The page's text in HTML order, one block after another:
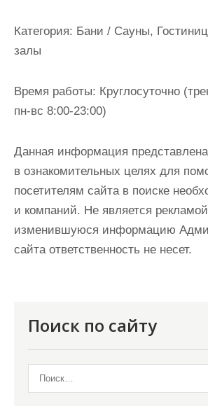
Категория: Бани / Сауны,
залы
Время работы: Круглосуточно
пн-вс 8:00-23:00)
Данная информация
в ознакомительных целях для
посетителям сайта в поиске
и компаний. Не является
изменившуюся информацию
сайта ответственность не несет.
Поиск по сайту